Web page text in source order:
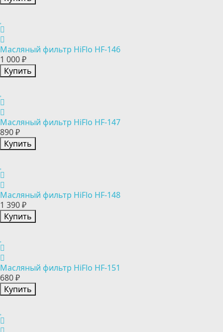
Масляный фильтр HiFlo HF-146
1 000 ₽
Купить
Масляный фильтр HiFlo HF-147
890 ₽
Купить
Масляный фильтр HiFlo HF-148
1 390 ₽
Купить
Масляный фильтр HiFlo HF-151
680 ₽
Купить